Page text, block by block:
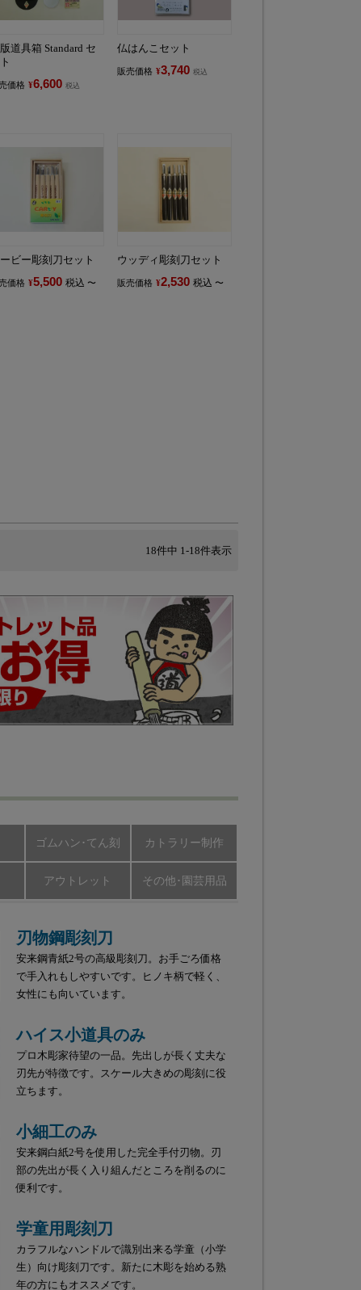
道具箱 Standard セ
価格 ¥6,600 税込
仏はんこセット
販売価格 ¥3,740 税込
ビー彫刻刀セット
価格 ¥5,500 税込 〜
ウッディ彫刻刀セット
販売価格 ¥2,530 税込 〜
18件中 1 -18件表示
ゴムハン･てん刻 カトラリー制作
アウトレット その他･園芸用品
刃物鋼彫刻刀
安来鋼青紙2号の高級彫刻刀。お手ごろ価格
で手入れもしやすいです。ヒノキ柄で軽く、
女性にも向いています。
ハイス小道具のみ
プロ木彫家待望の一品。先出しが長く丈夫な
刃先が特徴です。スケール大きめの彫刻に役
立ちます。
小細工のみ
安来鋼白紙2号を使用した完全手付刃物。刃
部の先出が長く入り組んだところを削るのに
便利です。
学童用彫刻刀
カラフルなハンドルで識別出来る学童（小学
生）向け彫刻刀です。新たに木彫を始める熟
年の方にもオススメです。